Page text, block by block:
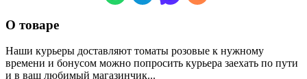
О товаре
Наши курьеры доставляют томаты розовые к нужному
времени и бонусом можно попросить курьера заехать по пути
и в ваш любимый магазинчик...